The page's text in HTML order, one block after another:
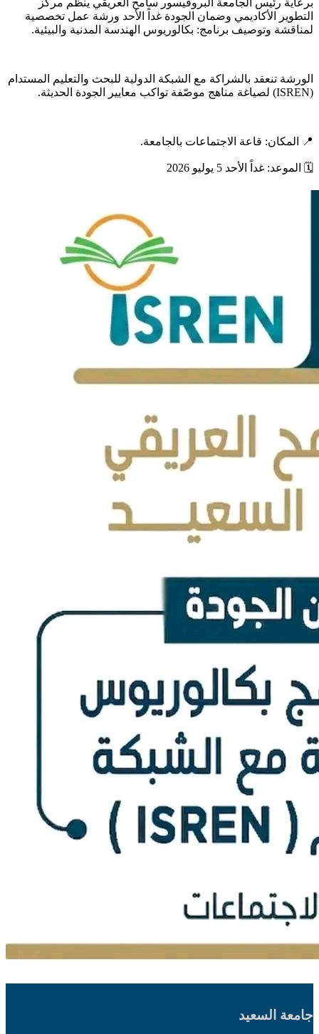
التطوير الأكاديمي وضمان الجودة غداً الأحد ورشة عمل تخصصية
لمناقشة وتوصيف برنامج: بكالوريوس الهندسة المدنية والبيئية.
الورشة تنعقد بالشراكة مع الشبكة الدولية للبحث والتعليم المستدام
(ISREN) لصياغة مناهج موصّفة تواكب معايير الجودة الحديثة.
​📍 المكان: قاعة الاجتماعات بالجامعة.
🗓️ الموعد: غداً الأحد 5 يوليو 2026
جامعة السعيد